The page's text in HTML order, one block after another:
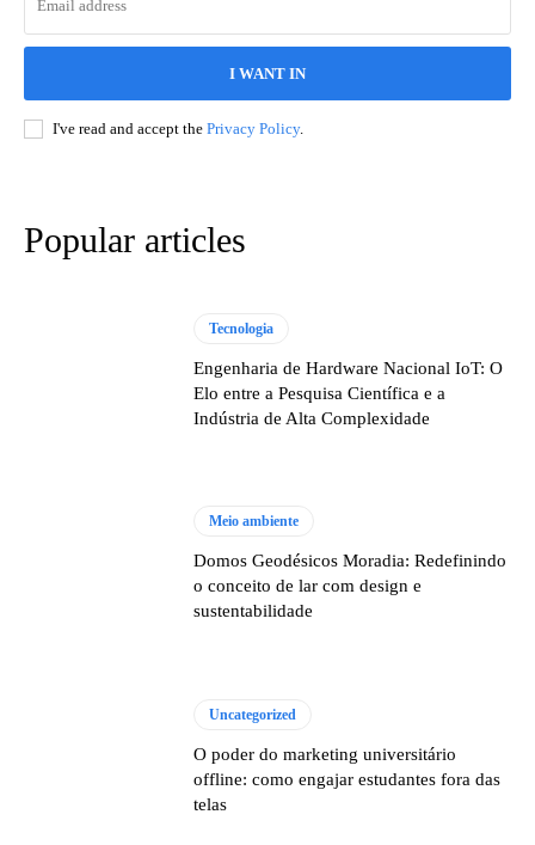
I WANT IN
I've read and accept the Privacy Policy.
Popular articles
Tecnologia
Engenharia de Hardware Nacional IoT: O
Elo entre a Pesquisa Científica e a
Indústria de Alta Complexidade
Meio ambiente
Domos Geodésicos Moradia: Redefinindo
o conceito de lar com design e
sustentabilidade
Uncategorized
O poder do marketing universitário
offline: como engajar estudantes fora das
telas